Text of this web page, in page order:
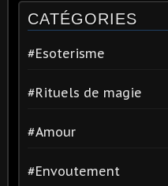
CATÉGORIES
#Esoterisme
#Rituels de magie
#Amour
#Envoutement